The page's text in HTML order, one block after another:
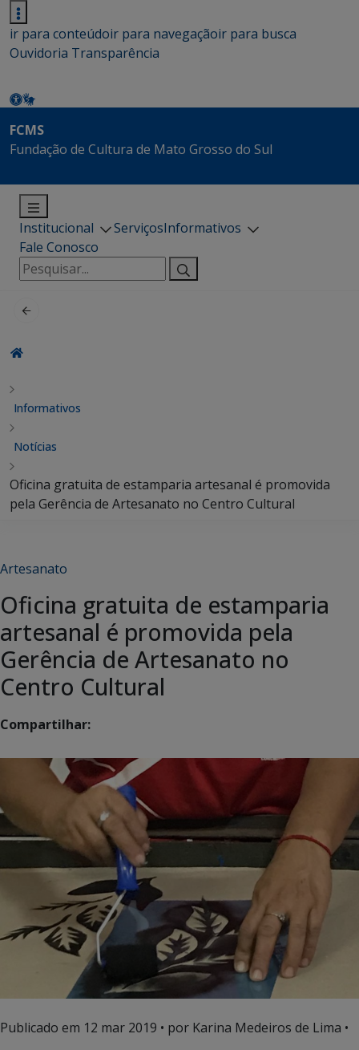
ir para conteúdoir para navegaçãoir para busca
Ouvidoria Transparência
FCMS
Fundação de Cultura de Mato Grosso do Sul
Institucional ServiçosInformativos
Fale Conosco
Pesquisar
por:
Informativos
Notícias
Oficina gratuita de estamparia artesanal é promovida
pela Gerência de Artesanato no Centro Cultural
Artesanato
Oficina gratuita de estamparia
artesanal é promovida pela
Gerência de Artesanato no
Centro Cultural
Compartilhar:
Publicado em 12 mar 2019 • por Karina Medeiros de Lima •